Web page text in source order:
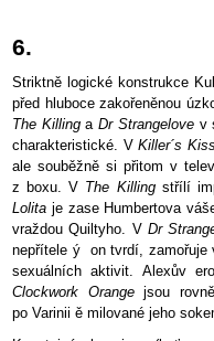
6.
Striktně logické konstrukce
před hluboce zakořeněnou
The KillingaDr Strangelovev
charakteristické. VKiller´s Kiss
ale souběžně si přitom v
z boxu. V The Killingstřílí
Lolita je zase Humbertova
vraždou Quiltyho. VDr
nepřítele ý on tvrdí, zamořuje
sexuálních aktivit. Alexův
Clockwork Orangejsou
po Varinii ě milované jeho